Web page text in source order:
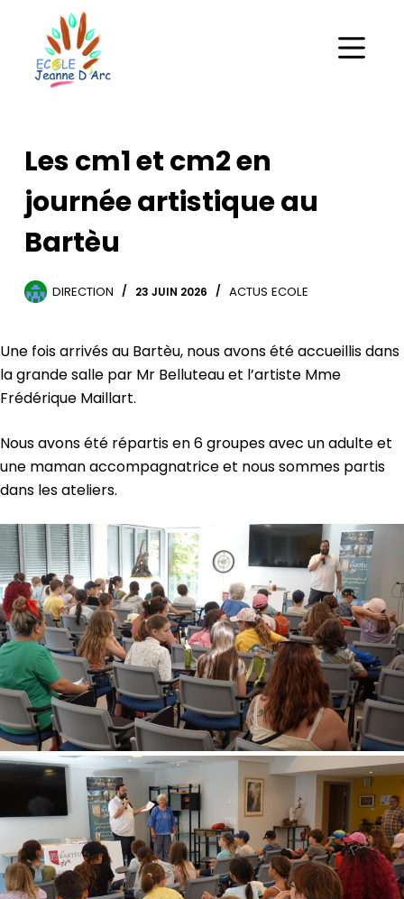
Les cm1 et cm2 en
journée artistique au
Bartèu
DIRECTION 23 JUIN 2026 ACTUS ECOLE
Une fois arrivés au Bartèu, nous avons été accueillis dans
la grande salle par Mr Belluteau et l’artiste Mme
Frédérique Maillart.
Nous avons été répartis en 6 groupes avec un adulte et
une maman accompagnatrice et nous sommes partis
dans les ateliers.